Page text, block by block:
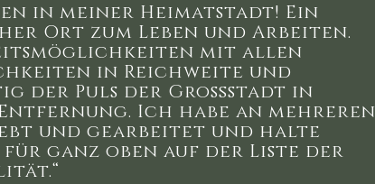
in meiner Heimatstadt! Ein
Ort zum Leben und Arbeiten.
mit allen
in Reichweite und
der Puls der Großstadt in
Ich habe an mehreren
und gearbeitet und halte
ganz oben auf der Liste der
“